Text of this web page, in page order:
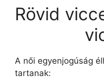
Rövid
A női egyenjogúság
tartanak: